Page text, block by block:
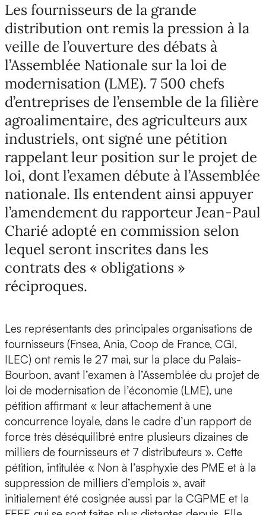
Les fournisseurs de la grande
distribution ont remis la pression à la
veille de l’ouverture des débats à
l’Assemblée Nationale sur la loi de
modernisation (LME). 7 500 chefs
d’entreprises de l’ensemble de la filière
agroalimentaire, des agriculteurs aux
industriels, ont signé une pétition
rappelant leur position sur le projet de
loi, dont l’examen débute à l’Assemblée
nationale. Ils entendent ainsi appuyer
l’amendement du rapporteur Jean-Paul
Charié adopté en commission selon
lequel seront inscrites dans les
contrats des « obligations »
réciproques.
Les représentants des principales organisations de
fournisseurs (Fnsea, Ania, Coop de France, CGI,
ILEC) ont remis le 27 mai, sur la place du Palais-
Bourbon, avant l’examen à l’Assemblée du projet de
loi de modernisation de l’économie (LME), une
pétition affirmant « leur attachement à une
concurrence loyale, dans le cadre d’un rapport de
force très déséquilibré entre plusieurs dizaines de
milliers de fournisseurs et 7 distributeurs ». Cette
pétition, intitulée « Non à l’asphyxie des PME et à la
suppression de milliers d’emplois », avait
initialement été cosignée aussi par la CGPME et la